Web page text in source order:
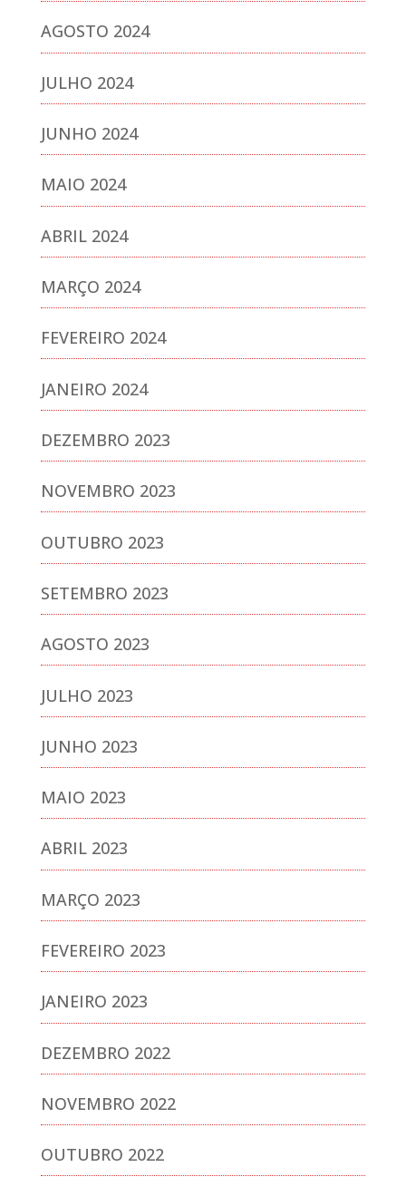
AGOSTO 2024
JULHO 2024
JUNHO 2024
MAIO 2024
ABRIL 2024
MARÇO 2024
FEVEREIRO 2024
JANEIRO 2024
DEZEMBRO 2023
NOVEMBRO 2023
OUTUBRO 2023
SETEMBRO 2023
AGOSTO 2023
JULHO 2023
JUNHO 2023
MAIO 2023
ABRIL 2023
MARÇO 2023
FEVEREIRO 2023
JANEIRO 2023
DEZEMBRO 2022
NOVEMBRO 2022
OUTUBRO 2022